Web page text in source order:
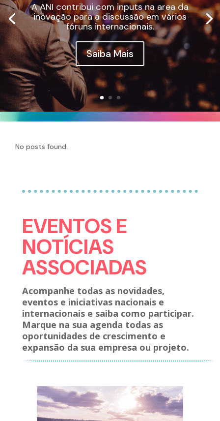
A ANI contribui com inputs na area da
inovação para a discussão em vários
fóruns internacionais.
Saiba Mais
No posts found.
EVENTOS E
NOTÍCIAS
ASSOCIADAS
Acompanhe todas as novidades,
eventos e iniciativas nacionais e
internacionais e saiba como participar.
Marque na sua agenda todas as
oportunidades de crescimento e
expansão da sua empresa ou projeto.